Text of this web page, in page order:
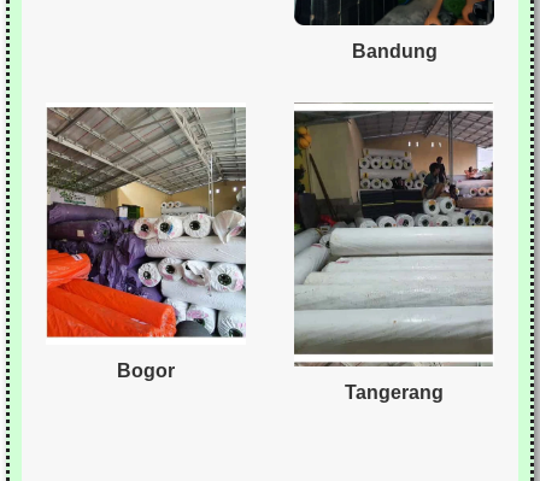
Bandung
Bogor
Tangerang